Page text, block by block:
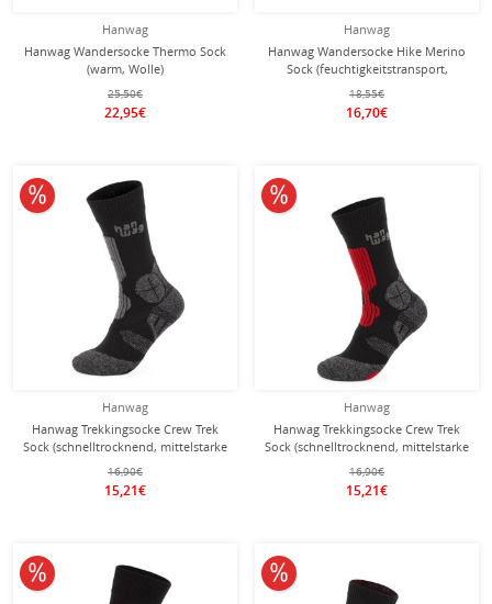
Hanwag
Hanwag Wandersocke Thermo Sock
(warm, Wolle)
asphaltgrau/dunkelgrün - 1 Paar
25,50€
22,95€
Hanwag
Hanwag Wandersocke Hike Merino
Sock (feuchtigkeitstransport,
Merinowolle) schwarz/blau - 1 Paar
18,55€
16,70€
Hanwag
Hanwag Trekkingsocke Crew Trek
Sock (schnelltrocknend, mittelstarke
Polsterung) asphaltgrau/schwarz - 1
Paar
16,90€
15,21€
10% reduziert
Hanwag
Hanwag Trekkingsocke Crew Trek
Sock (schnelltrocknend, mittelstarke
Polsterung) asphaltgrau/schwarz/rot
- 1 Paar
16,90€
15,21€
10% reduziert
10% reduziert 10% reduziert